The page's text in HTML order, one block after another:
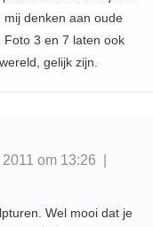
denken aan oude
Foto 3 en 7 laten ook
gelijk zijn.
om 13:26 |
Wel mooi dat je